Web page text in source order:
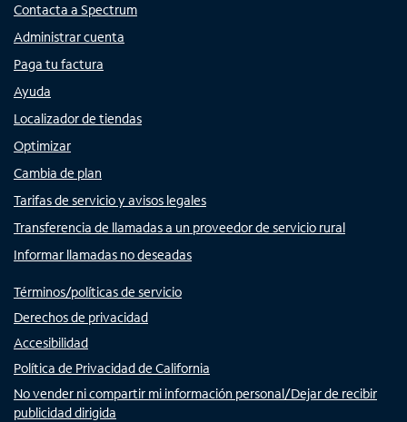
Contacta a Spectrum
Administrar cuenta
Paga tu factura
Ayuda
Localizador de tiendas
Optimizar
Cambia de plan
Tarifas de servicio y avisos legales
Transferencia de llamadas a un proveedor de servicio rural
Informar llamadas no deseadas
Términos/políticas de servicio
Derechos de privacidad
Accesibilidad
Política de Privacidad de California
No vender ni compartir mi información personal/Dejar de recibir
publicidad dirigida